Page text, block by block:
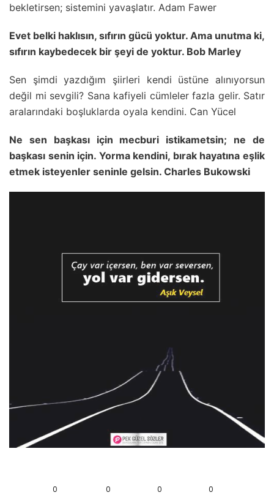
bekletirsen; sistemini yavaşlatır. Adam Fawer
Evet belki haklısın, sıfırın gücü yoktur. Ama unutma ki,
sıfırın kaybedecek bir şeyi de yoktur. Bob Marley
Sen şimdi yazdığım şiirleri kendi üstüne alınıyorsun
değil mi sevgili? Sana kafiyeli cümleler fazla gelir. Satır
aralarındaki boşluklarda oyala kendini. Can Yücel
Ne sen başkası için mecburi istikametsin; ne de
başkası senin için. Yorma kendini, bırak hayatına eşlik
etmek isteyenler seninle gelsin. Charles Bukowski
0 0 0 0